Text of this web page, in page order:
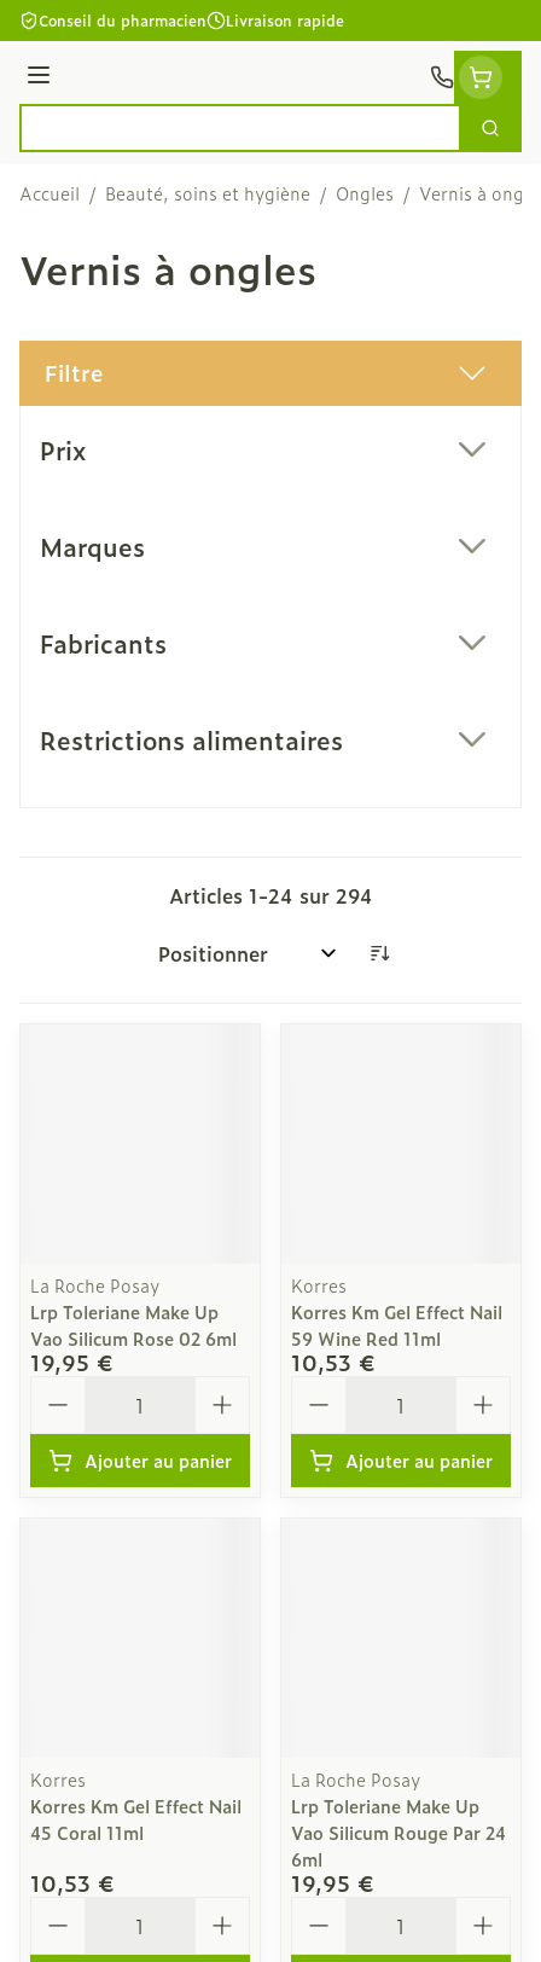
Aller au contenu
Conseil du pharmacien Livraison rapide
Menu
Accueil / Beauté, soins et hygiène / Ongles / Vernis à
Vernis à ongles
Filtre
Prix
Marques
Fabricants
Restrictions alimentaires
Articles 1-24 sur 294
Trier par:
La Roche Posay
Lrp Toleriane Make Up
Vao Silicum Rose 02 6ml
19,95 €
Ajouter au panier
Korres
Korres Km Gel Effect Nail
59 Wine Red 11ml
10,53 €
Ajouter au panier
Korres
Korres Km Gel Effect Nail
45 Coral 11ml
10,53 €
La Roche Posay
Lrp Toleriane Make Up
Vao Silicum Rouge Par 24
6ml
19,95 €